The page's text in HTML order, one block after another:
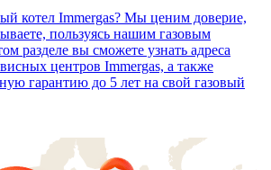
котел Immergas? Мы ценим доверие,
пользуясь нашим газовым
разделе вы сможете узнать адреса
центров Immergas, а также
гарантию до 5 лет на свой газовый